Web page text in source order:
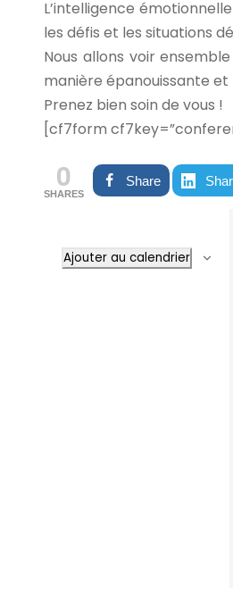
L’intelligence
les défis et les situations
Nous allons voir
manière épanouissante
Prenez bien soin de vous !
[cf7form
0
SHARES
Share
Ajouter au calendrier